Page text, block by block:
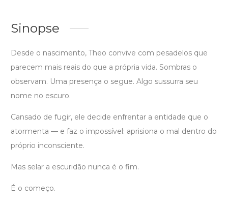
Sinopse
Desde o nascimento, Theo convive com pesadelos que
parecem mais reais do que a própria vida. Sombras o
observam. Uma presença o segue. Algo sussurra seu
nome no escuro.
Cansado de fugir, ele decide enfrentar a entidade que o
atormenta — e faz o impossível: aprisiona o mal dentro do
próprio inconsciente.
Mas selar a escuridão nunca é o fim.
É o começo.